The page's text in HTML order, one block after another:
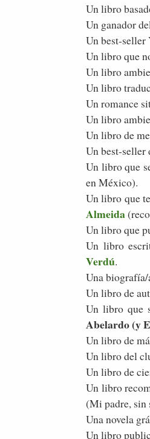
Un libro
Un ganador
Un best-seller
Un libro que
Un libro
Un libro
Un romance
Un libro
Un libro de
Un best-
Un libro que
en México).
Un libro que
Almeida
Un libro que
Un libro
Verdú.
Una
Un libro de
Un libro que
Abelardo (y
Un libro de
Un libro del
Un libro de
Un libro
(Mi padre, sin
Una novela
Un libro